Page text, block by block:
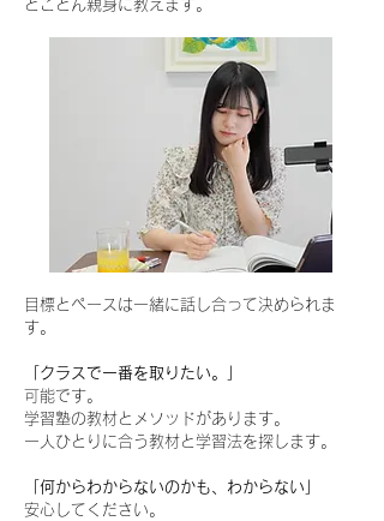
とことん親身に教えます。
目標とペースは一緒に話し合って決められま
す。
「クラスで一番を取りたい。」
可能です。
学習塾の教材とメソッドがあります。
一人ひとりに合う教材と学習法を探します。
「何からわからないのかも、わからない」
安心してください。